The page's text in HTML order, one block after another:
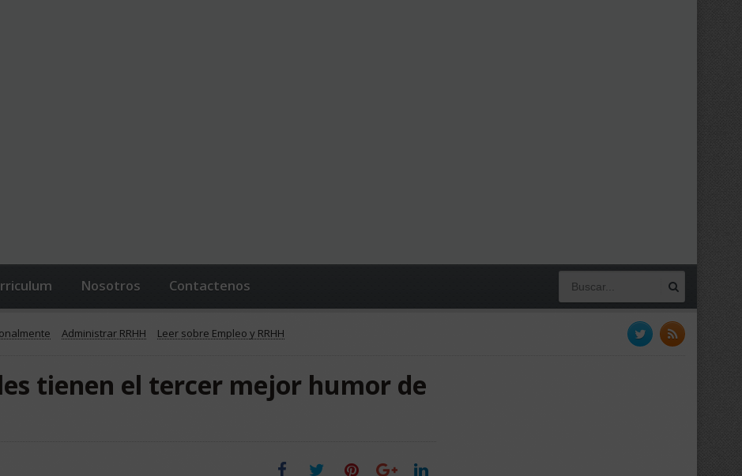
Nosotros Contactenos
Administrar RRHH Leer sobre Empleo y RRHH
tienen el tercer mejor humor de